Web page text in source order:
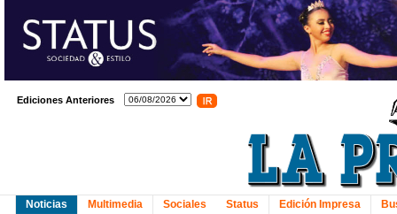
Ediciones Anteriores
Noticias
Multimedia Sociales Status Edición Impresa